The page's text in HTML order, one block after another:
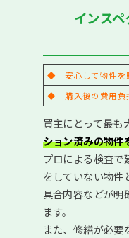
インス
◆ 安心して物件を
◆ 購入後の費用負
買主にとって最も
ション済みの物件
プロによる検査で
をしていない物
具合内容などが明
ます。
また、修繕が必要